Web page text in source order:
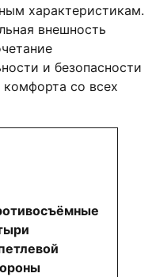
характеристикам.
внешность
и безопасности
со всех